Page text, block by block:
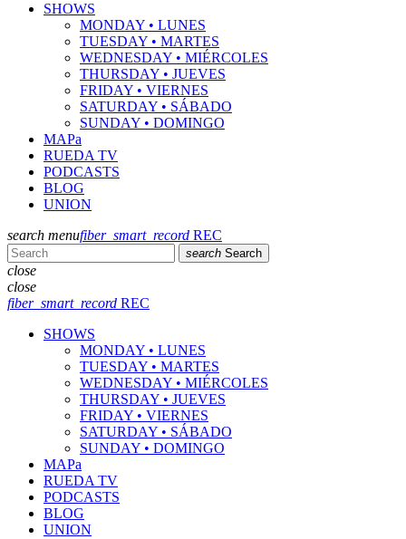
SHOWS
MONDAY • LUNES
TUESDAY • MARTES
WEDNESDAY • MIÉRCOLES
THURSDAY • JUEVES
FRIDAY • VIERNES
SATURDAY • SÁBADO
SUNDAY • DOMINGO
MAPa
RUEDA TV
PODCASTS
BLOG
UNION
search menufiber_smart_record REC
search Search
close
close
fiber_smart_record REC
SHOWS
MONDAY • LUNES
TUESDAY • MARTES
WEDNESDAY • MIÉRCOLES
THURSDAY • JUEVES
FRIDAY • VIERNES
SATURDAY • SÁBADO
SUNDAY • DOMINGO
MAPa
RUEDA TV
PODCASTS
BLOG
UNION